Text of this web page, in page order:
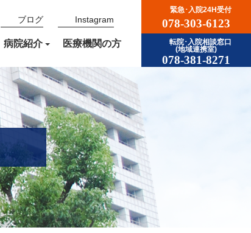
ブログ Instagram
病院紹介 医療機関の方
緊急･入院24H受付
078-303-6123
転院･入院相談窓口
(地域連携室)
078-381-8271